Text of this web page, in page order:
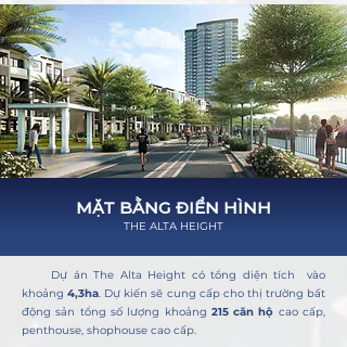
MẶT BẰNG ĐIỂN HÌNH
THE ALTA HEIGHT
Dự án The Alta Height có tổng diện tích vào
khoảng4,3ha. Dự kiến sẽ cung cấp cho thị trường bất
động sản tổng số lượng khoảng 215 căn hộ cao cấp,
penthouse, shophouse cao cấp.